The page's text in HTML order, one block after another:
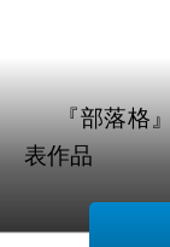
是來
『部落格
表作品
而我卻